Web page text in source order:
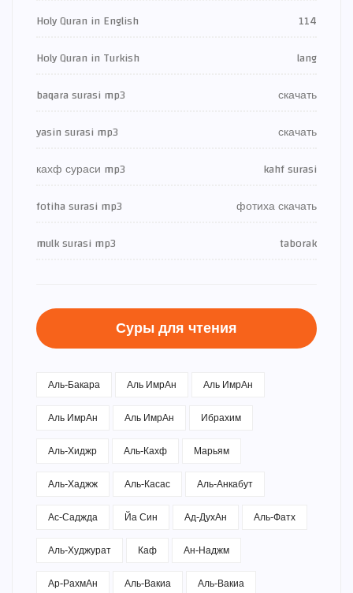
Holy Quran in English
114
Holy Quran in Turkish
lang
baqara surasi mp3
скачать
yasin surasi mp3
скачать
кахф сураси mp3
kahf surasi
fotiha surasi mp3
фотиха скачать
mulk surasi mp3
taborak
Суры для чтения
Аль-Бакара Аль ИмрАн
Аль ИмрАн
Аль ИмрАн
Аль ИмрАн
Ибрахим
Аль-Хиджр
Аль-Кахф
Марьям
Аль-Хаджж
Аль-Касас
Аль-Анкабут
Ас-Саджда
Йа Син Ад-ДухАн
Аль-Фатх
Аль-Худжурат
Каф
Ан-Наджм
Ар-РахмАн
Аль-Вакиа
Аль-Вакиа